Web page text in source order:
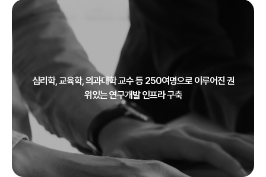
심리학, 교육학, 의과대학 교수 등 250여명으로 이루어진 권
위있는 연구개발 인프라 구축